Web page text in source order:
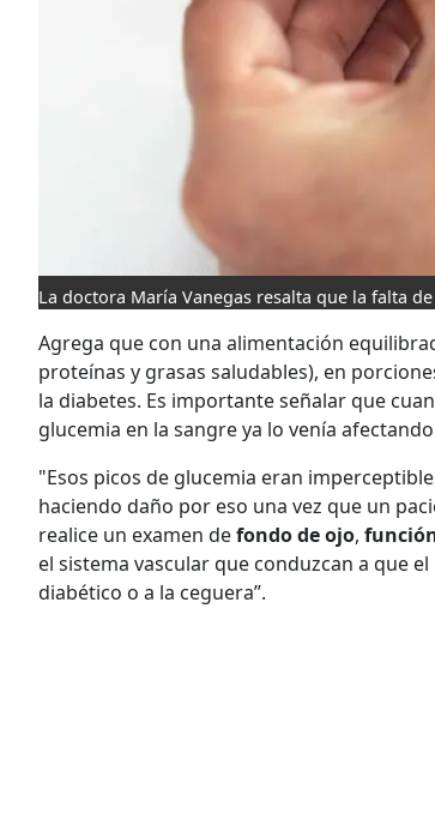
La doctora María Vanegas resalta que la falta
Agrega que con una alimentación
proteínas y grasas saludables), en
la diabetes. Es importante señalar que
glucemia en la sangre ya lo venía
"Esos picos de glucemia eran
haciendo daño por eso una vez que un
realice un examen defondo de ojo,
el sistema vascular que conduzcan a que
diabético o a la ceguera”.